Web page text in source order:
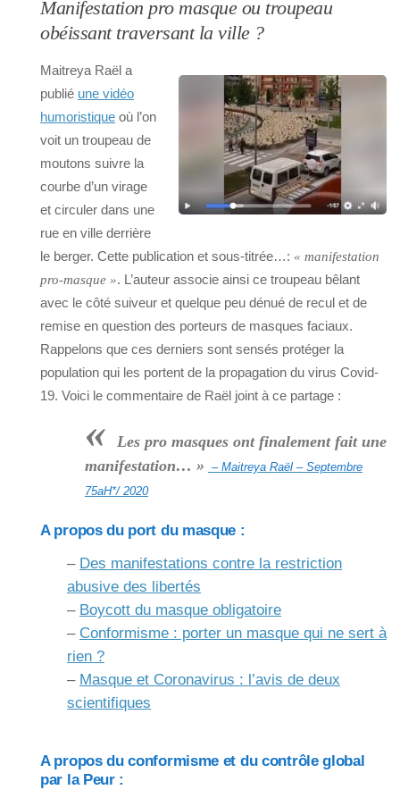
Manifestation pro masque ou troupeau
obéissant traversant la ville ?
Maitreya Raël a
publié une vidéo
humoristique où l’on
voit un troupeau de
moutons suivre la
courbe d’un virage
et circuler dans une
rue en ville derrière
le berger. Cette publication et sous-titrée…: « manifestation
pro-masque ». L’auteur associe ainsi ce troupeau bêlant
avec le côté suiveur et quelque peu dénué de recul et de
remise en question des porteurs de masques faciaux.
Rappelons que ces derniers sont sensés protéger la
population qui les portent de la propagation du virus Covid-
19. Voici le commentaire de Raël joint à ce partage :
«
Les pro masques ont finalement fait une
manifestation… » – Maitreya Raël – Septembre
75aH*/ 2020
A propos du port du masque :
– Des manifestations contre la restriction
abusive des libertés
– Boycott du masque obligatoire
– Conformisme : porter un masque qui ne sert à
rien ?
– Masque et Coronavirus : l’avis de deux
scientifiques
A propos du conformisme et du contrôle global
par la Peur :